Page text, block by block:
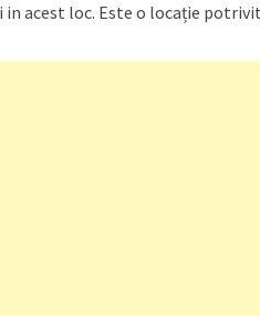
acest loc. Este o locație